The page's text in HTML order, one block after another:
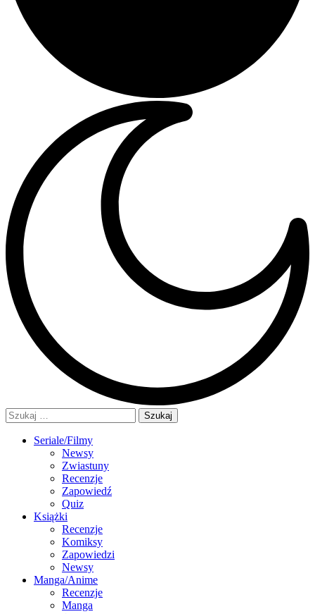
Szukaj:
Seriale/Filmy
Newsy
Zwiastuny
Recenzje
Zapowiedź
Quiz
Książki
Recenzje
Komiksy
Zapowiedzi
Newsy
Manga/Anime
Recenzje
Manga